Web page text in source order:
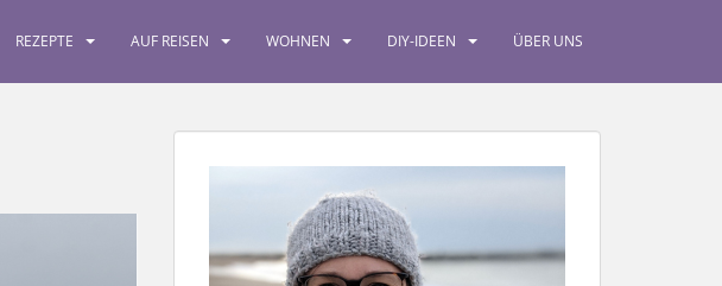
REZEPTE AUF REISEN WOHNEN DIY-IDEEN ÜBER UNS